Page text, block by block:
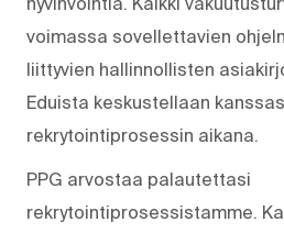
voimassa sovellettavien
liittyvien hallinnollisten
Eduista keskustellaan
rekrytointiprosessin aikana.
PPG arvostaa palautettasi
rekrytointiprosessistamme.